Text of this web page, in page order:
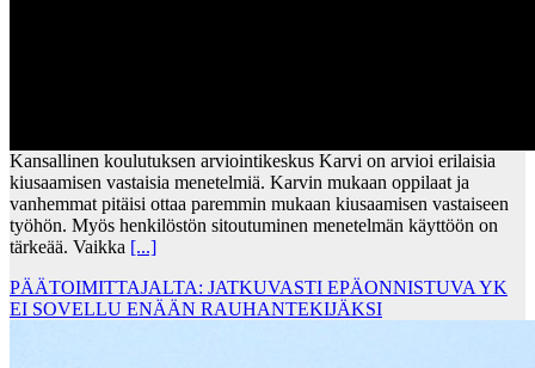
Kansallinen koulutuksen arviointikeskus Karvi on arvioi erilaisia
kiusaamisen vastaisia menetelmiä. Karvin mukaan oppilaat ja
vanhemmat pitäisi ottaa paremmin mukaan kiusaamisen vastaiseen
työhön. Myös henkilöstön sitoutuminen menetelmän käyttöön on
tärkeää. Vaikka [...]
PÄÄTOIMITTAJALTA: JATKUVASTI EPÄONNISTUVA YK
EI SOVELLU ENÄÄN RAUHANTEKIJÄKSI